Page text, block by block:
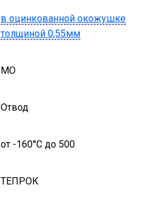
в оцинкованной окожушке
толщиной 0,55мм
MO
Отвод
от -160°С до 500
ТЕПРОК